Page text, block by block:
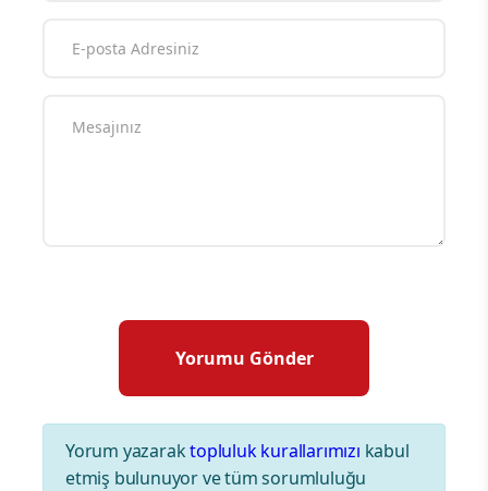
Yorum yazaraktopluluk kurallarımızı kabul
etmiş bulunuyor ve tüm sorumluluğu